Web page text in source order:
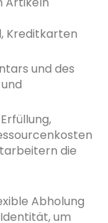
Kreditkarten
und des
die
Abholung
um